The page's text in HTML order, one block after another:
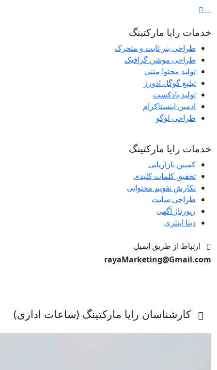
خدمات رایا مارکتینگ
طراحی بنر ثابت و متحرک
طراحی موشن گرافیک
تولید محتوا متنی
تبلیغ گوگل ادورز
تولید پادکست
ادمین اینستاکرام
طراحی لوگو
خدمات رایا مارکتینگ
کمپین بازاریابی
تحقیق کلمات کلیدی
نکارش تقویم محتوایی
طراحی سایت
رپورتاژ آگهی
دیتا اینتری
ارتباط از طریق ایمیل
rayaMarketing@Gmail.com
کارشناسان رایا مارکتینگ (ساعات اداری)